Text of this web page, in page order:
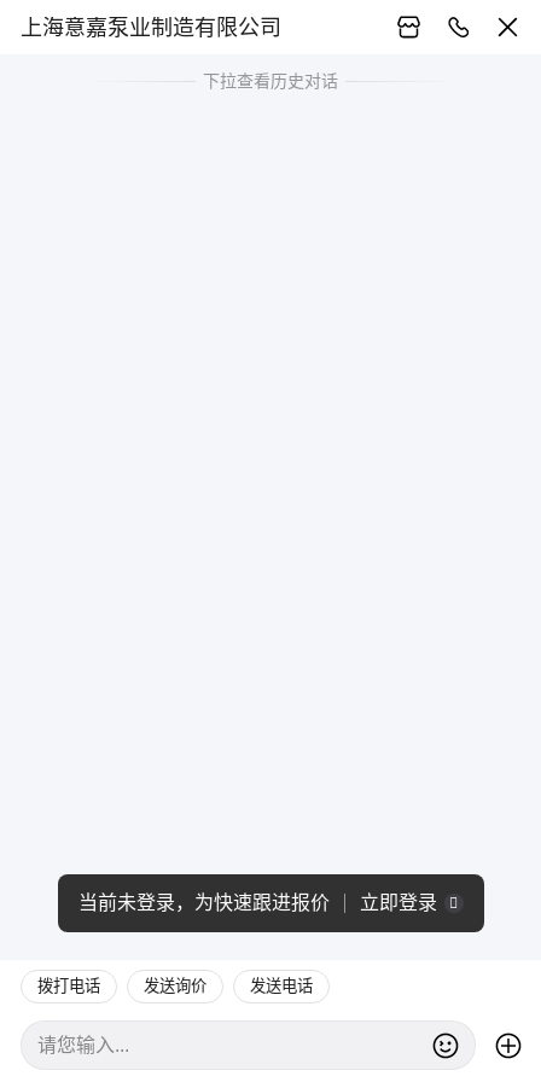
上海意嘉泵业制造有限公司
下拉查看历史对话
拨打电话 发送询价 发送电话
当前未登录，为快速跟进报价 立即登录